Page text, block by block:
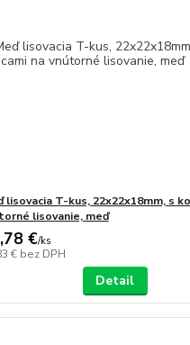
lisovacia T-kus, 22x22x18mm, s
lisovanie, meď
€/ks
€ bez DPH
Detail